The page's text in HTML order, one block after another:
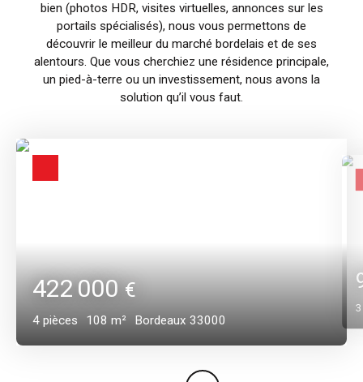
bien (photos HDR, visites virtuelles, annonces sur les
portails spécialisés), nous vous permettons de
découvrir le meilleur du marché bordelais et de ses
alentours. Que vous cherchiez une résidence principale,
un pied-à-terre ou un investissement, nous avons la
solution qu’il vous faut.
422 000€
4 pièces 108 m² Bordeaux 33000